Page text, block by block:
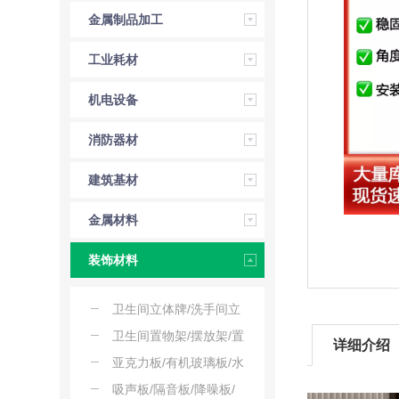
金属制品加工
工业耗材
机电设备
消防器材
建筑基材
金属材料
装饰材料
卫生间立体牌/洗手间立
牌/公厕立牌/立式提示牌
卫生间置物架/摆放架/置
物台/陈列架/置物架子
亚克力板/有机玻璃板/水
晶板/亚克力塑料
吸声板/隔音板/降噪板/
详细介绍